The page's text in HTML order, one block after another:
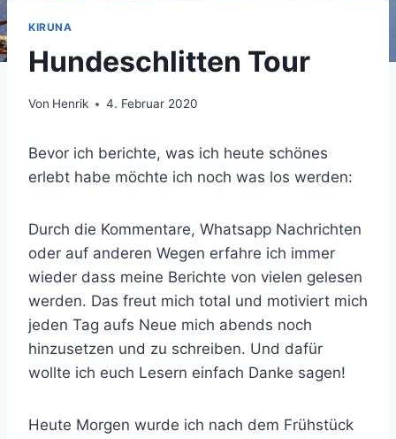
KIRUNA
Hundeschlitten Tour
Von Henrik 4. Februar 2020
Bevor ich berichte, was ich heute schönes
erlebt habe möchte ich noch was los werden:
Durch die Kommentare, Whatsapp Nachrichten
oder auf anderen Wegen erfahre ich immer
wieder dass meine Berichte von vielen gelesen
werden. Das freut mich total und motiviert mich
jeden Tag aufs Neue mich abends noch
hinzusetzen und zu schreiben. Und dafür
wollte ich euch Lesern einfach Danke sagen!
Heute Morgen wurde ich nach dem Frühstück